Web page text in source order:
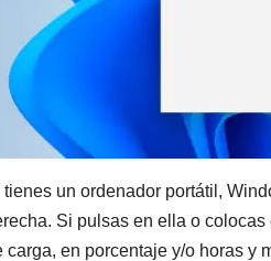
tienes un ordenador portátil,
Si pulsas en ella o
carga, en porcentaje y/o horas y